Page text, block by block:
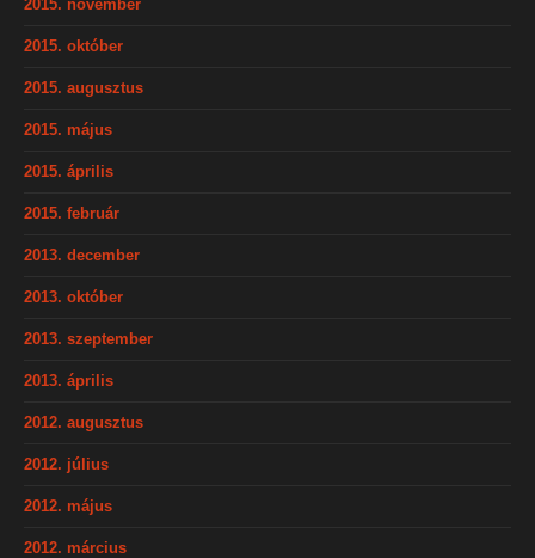
2015. november
2015. október
2015. augusztus
2015. május
2015. április
2015. február
2013. december
2013. október
2013. szeptember
2013. április
2012. augusztus
2012. július
2012. május
2012. március